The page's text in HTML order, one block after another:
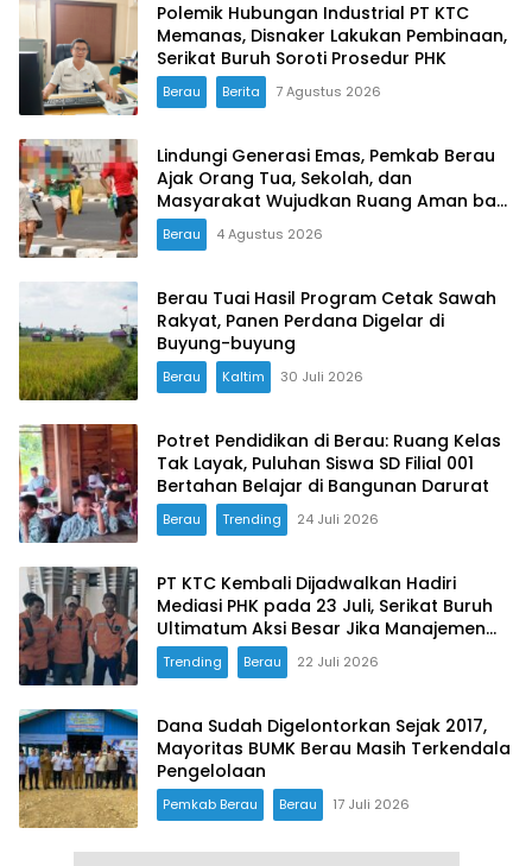
Polemik Hubungan Industrial PT KTC
Memanas, Disnaker Lakukan Pembinaan,
Serikat Buruh Soroti Prosedur PHK
Berau Berita 7 Agustus 2026
Lindungi Generasi Emas, Pemkab Berau
Ajak Orang Tua, Sekolah, dan
Masyarakat Wujudkan Ruang Aman bagi
Anak
Berau 4 Agustus 2026
Berau Tuai Hasil Program Cetak Sawah
Rakyat, Panen Perdana Digelar di
Buyung-buyung
Berau Kaltim 30 Juli 2026
Potret Pendidikan di Berau: Ruang Kelas
Tak Layak, Puluhan Siswa SD Filial 001
Bertahan Belajar di Bangunan Darurat
Berau Trending 24 Juli 2026
PT KTC Kembali Dijadwalkan Hadiri
Mediasi PHK pada 23 Juli, Serikat Buruh
Ultimatum Aksi Besar Jika Manajemen
Mangkir Lagi
Trending Berau 22 Juli 2026
Dana Sudah Digelontorkan Sejak 2017,
Mayoritas BUMK Berau Masih Terkendala
Pengelolaan
Pemkab Berau Berau 17 Juli 2026